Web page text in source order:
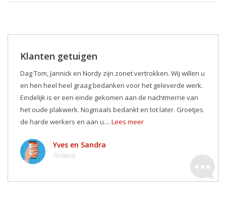
Klanten getuigen
Dag Tom, Jannick en Nordy zijn zonet vertrokken. Wij willen u
en hen heel heel graag bedanken voor het geleverde werk.
Eindelijk is er een einde gekomen aan de nachtmerrie van
het oude plakwerk. Nogmaals bedankt en tot later. Groetjes
de harde werkers en aan u.... Lees meer
Yves en Sandra
Flobecq